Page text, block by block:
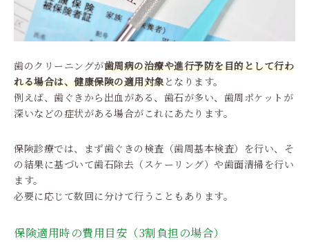
歯のクリーニングが歯周病の治療や進行予防を目的として行わ
れる場合は、健康保険の適用対象となります。
例えば、歯ぐきから出血がある、歯石が多い、歯周ポケットが
深いなどの症状がある場合がこれにあたります。
保険診療では、まず歯ぐきの検査（歯周基本検査）を行い、そ
の結果に基づいて歯石除去（スケーリング）や歯面清掃を行い
ます。
必要に応じて数回に分けて行うこともあります。
保険適用時の費用目安（3割負担の場合）